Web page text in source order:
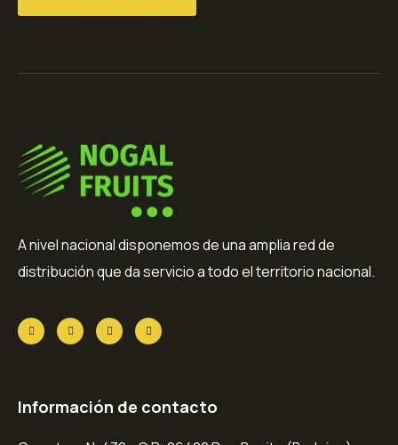
A nivel nacional disponemos de una amplia red de
distribución que da servicio a todo el territorio nacional.
Información de contacto